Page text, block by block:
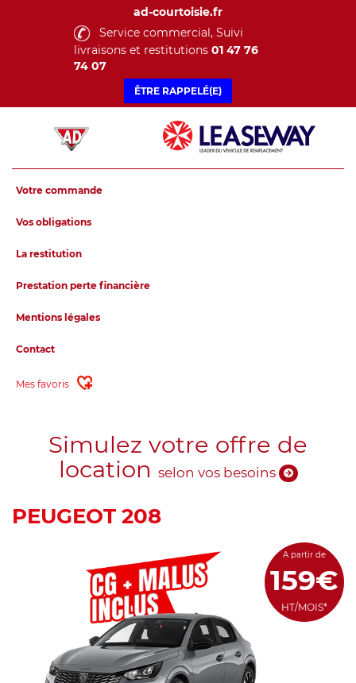
ad-courtoisie.fr
Service commercial, Suivi
livraisons et restitutions 01 47 76
74 07
ÊTRE RAPPELÉ(E)
Votre commande
Vos obligations
La restitution
Prestation perte financière
Mentions légales
Contact
Mes favoris
Simulez votre offre de
location selon vos besoins
PEUGEOT 208
A partir de
159€
HT/MOIS*